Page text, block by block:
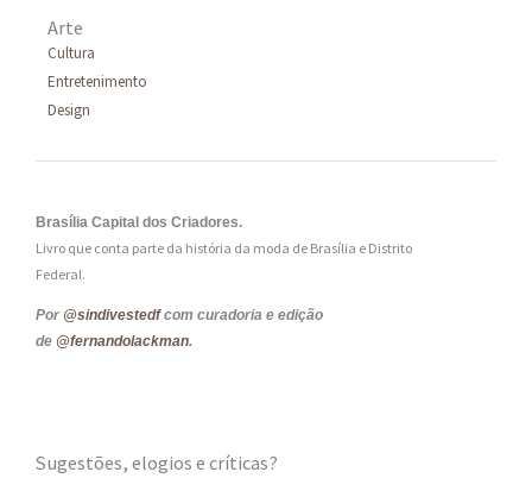
Arte
Cultura
Entretenimento
Design
Brasília Capital dos Criadores.
Livro que conta parte da história da moda de Brasília e Distrito
Federal.
Por @sindivestedfcom curadoria e edição
de @fernandolackman.
Sugestões, elogios e críticas?